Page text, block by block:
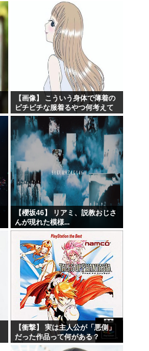
の収穫始まる。「米農家が生活
【画像】 こういう身体で薄着の
ピチピチな服着るやつ何考えて
るんだよ
【櫻坂46】 リアミ、説教おじさ
んが現れた模様...
【衝撃】 実は主人公が「悪側」
だった作品って何がある？